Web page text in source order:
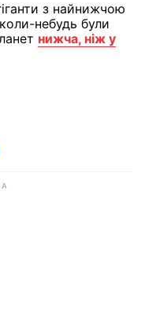
з найнижчою
небудь були
нижча, ніж у
Xу Viber
у Whatsapp
у Messenger
у LinkedIn
X у Google news
у Viber
у LinkedIn